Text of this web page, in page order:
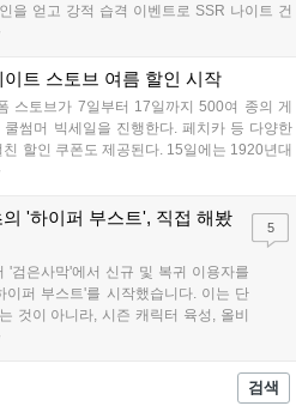
을 얻고 강적 습격 이벤트로 SSR 나이트 건
보너스로 최대 다이아 3,000개를 지급하며,
까지 공식 유튜브에서 특별 프로그램을 시청
트 스토브 여름 할인 시작
스토브가 7일부터 17일까지 500여 종의 게
썸머 빅세일을 진행한다. 페치카 등 다양한
할인 쿠폰도 제공된다. 15일에는 1920년대
문이 출시되며, 15일부터 17일까지는 국내
능하다....
'하이퍼 부스트', 직접 해봤
'검은사막'에서 신규 및 복귀 이용자를
이퍼 부스트'를 시작했습니다. 이는 단
것이 아니라, 시즌 캐릭터 육성, 올비
나라 설화 진행 등 4단계 과정을 통해
(V) 투발라 장비와 검은별 무기, 카라
5
검색